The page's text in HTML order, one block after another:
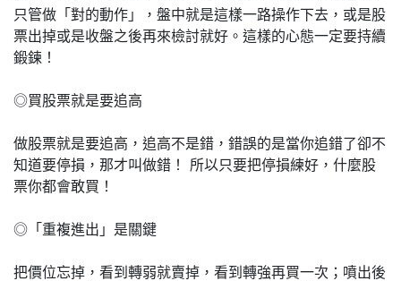
只管做「對的動作」，盤中就是這樣一路操作下去，或是股
票出掉或是收盤之後再來檢討就好。這樣的心態一定要持續
鍛鍊！
◎買股票就是要追高
做股票就是要追高，追高不是錯，錯誤的是當你追錯了卻不
知道要停損，那才叫做錯！ 所以只要把停損練好，什麼股
票你都會敢買！
◎「重複進出」是關鍵
把價位忘掉，看到轉弱就賣掉，看到轉強再買一次；噴出後